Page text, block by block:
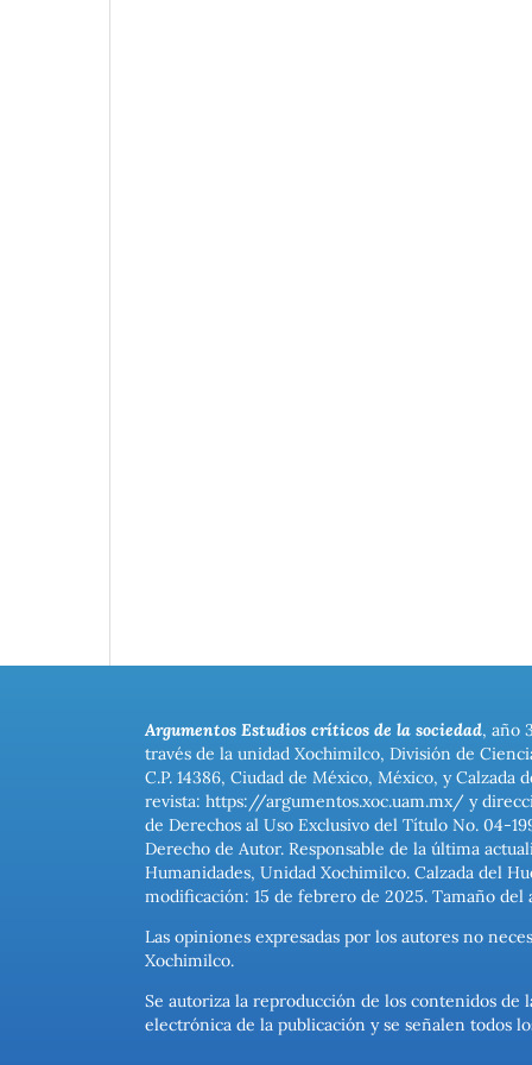
Argumentos Estudios críticos de la sociedad, año
través de la unidad Xochimilco, División de
C.P. 14386, Ciudad de México, México, y
revista: https://argumentos.xoc.uam.mx/ y
de Derechos al Uso Exclusivo del Título No. 04-
Derecho de Autor. Responsable de la última
Humanidades, Unidad Xochimilco. Calzada del
modificación: 15 de febrero de 2025. Tamaño del
Las opiniones expresadas por los autores no
Xochimilco.
Se autoriza la reproducción de los contenidos de
electrónica de la publicación y se señalen todos